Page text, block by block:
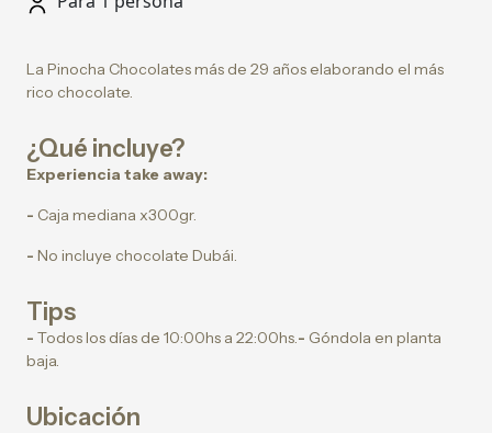
La Pinocha Chocolates más de 29 años elaborando el más
rico chocolate.
¿Qué incluye?
Experiencia take away:
- Caja mediana x300gr.
- No incluye chocolate Dubái.
Tips
- Todos los días de 10:00hs a 22:00hs.- Góndola en planta
baja.
Ubicación